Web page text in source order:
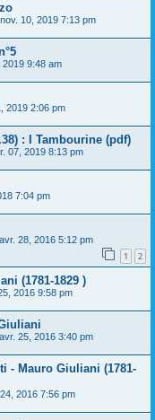
10, 2019 7:13 pm
2019 9:48 am
2019 2:06 pm
: I Tambourine (pdf)
07, 2019 8:13 pm
7:04 pm
28, 2016 5:12 pm
1 2
(1781-1829 )
2016 9:58 pm
25, 2016 3:40 pm
- Mauro Giuliani (1781-
2016 7:56 pm